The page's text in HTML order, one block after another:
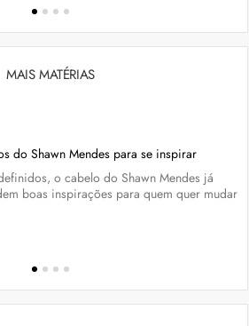
MAIS MATÉRIAS
do Shawn Mendes para se inspirar
o cabelo do Shawn Mendes já
boas inspirações para quem quer mudar